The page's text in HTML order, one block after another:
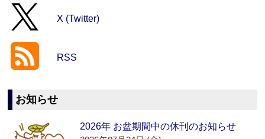
X (Twitter)
RSS
お知らせ
2026年 お盆期間中の休刊のお知らせ